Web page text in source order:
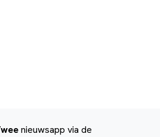
nieuwsapp via de